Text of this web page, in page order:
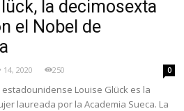
la decimosexta
el Nobel de
14, 2020 250 0
estadounidense Louise Glück es la
laureada por la Academia Sueca. La